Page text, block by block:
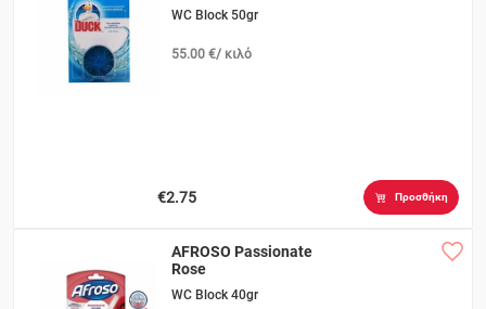
WC Block 50gr
55.00 €/ κιλό
€2.75 Προσθήκη
AFROSO Passionate
Rose
WC Block 40gr